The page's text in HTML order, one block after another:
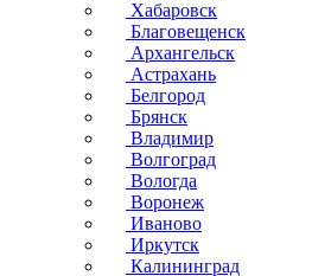
Хабаровск
Благовещенск
Архангельск
Астрахань
Белгород
Брянск
Владимир
Волгоград
Вологда
Воронеж
Иваново
Иркутск
Калининград